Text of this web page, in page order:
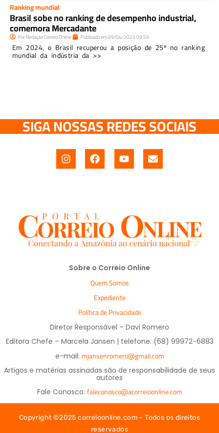
Ranking mundial
Brasil sobe no ranking de desempenho industrial,
comemora Mercadante
PorRedação Correio Online Publicado em09/04/202509:59
Em 2024, o Brasil recuperou a posição de 25º no ranking
mundial da indústria da >>
SIGA NOSSAS REDES SOCIAIS
Sobre o Correio Online
Quem Somos
Expediente
Política de Privacidade
Diretor Responsável – Davi Romero
Editora Chefe – Marcela Jansen | telefone: (68) 99972-6883
e-mail: mjansenromero@gmail.com
Artigos e matérias assinadas são de responsabilidade de seus
autores
Fale Conosco: faleconosco@acorreioonline.com
Copyright ©2025 correioonline.com – Todos os direitos
reservados